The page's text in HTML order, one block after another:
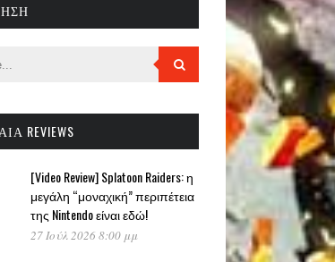
REVIEWS
[Video Review] Splatoon Raiders: η
μεγάλη “μοναχική” περιπέτεια
της Nintendo είναι εδώ!
27 Ιούλ 2026 8:00 μμ